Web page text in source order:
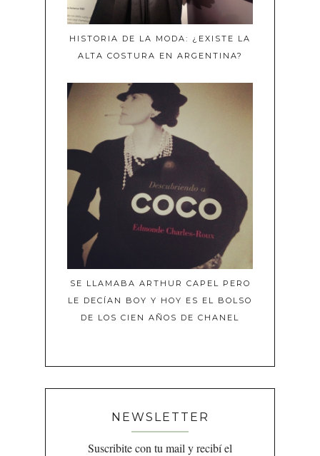
HISTORIA DE LA MODA: ¿EXISTE LA
ALTA COSTURA EN ARGENTINA?
SE LLAMABA ARTHUR CAPEL PERO
LE DECÍAN BOY Y HOY ES EL BOLSO
DE LOS CIEN AÑOS DE CHANEL
NEWSLETTER
Suscribite con tu mail y recibí el